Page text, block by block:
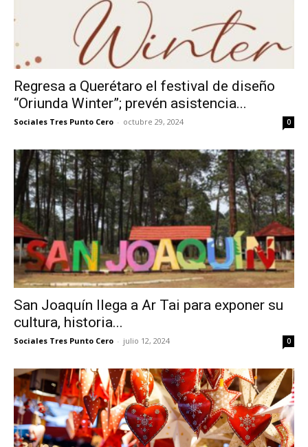
Regresa a Querétaro el festival de diseño
“Oriunda Winter”; prevén asistencia...
Sociales Tres Punto Cero - octubre 29, 2024 0
San Joaquín llega a Ar Tai para exponer su
cultura, historia...
Sociales Tres Punto Cero - julio 12, 2024 0